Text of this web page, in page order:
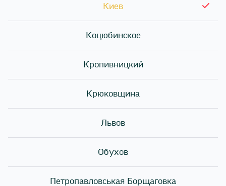
Киев
Коцюбинское
Кропивницкий
Крюковщина
Львов
Обухов
Петропавловськая Борщаговка
зв'язку в мережі Інтернет за адресою
«Послуга» - сукупність дій Виконавця з приготування,
пакування та доставку Продукції, замовленої Клієнтом.
Звертаємо увагу на те, що зовнішній вигляд товару
може відрізнятися від 10 г до 30г.
висловлюванню наміру отримати від Виконавця
послугу з приготування і доставки готових страв і
супутніх товарів, замовлені для приготування і